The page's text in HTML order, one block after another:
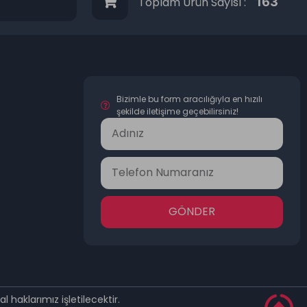
Bizimle bu form aracılığıyla en hızılı
şekilde iletişime geçebilirsiniz!
GÖNDER
haklarımız işletilecektir.